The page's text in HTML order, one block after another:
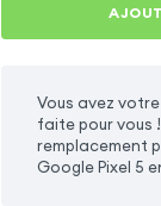
Vous avez
faite pour vous
remplacement
Google Pixel 5